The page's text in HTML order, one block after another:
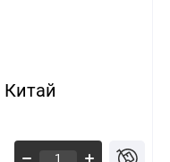
Китай